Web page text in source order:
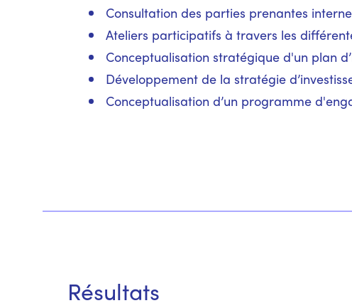
Consultation des parties prenantes
Ateliers participatifs à travers les
Conceptualisation stratégique d'un plan
Développement de la stratégie
Conceptualisation d’un programme
Résultats